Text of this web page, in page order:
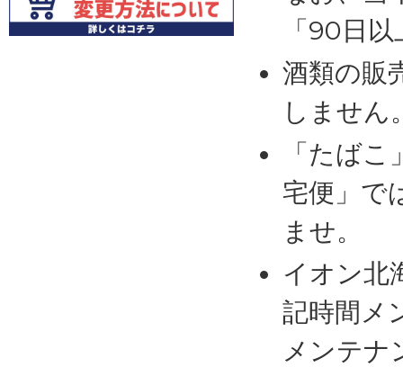
「90日
酒類の販
しません
「たば
宅便」で
ませ。
イオン北
記時間メ
メンテナ